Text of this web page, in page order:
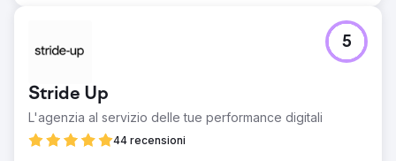
Stride Up
L'agenzia al servizio delle tue performance digitali
44 recensioni
5